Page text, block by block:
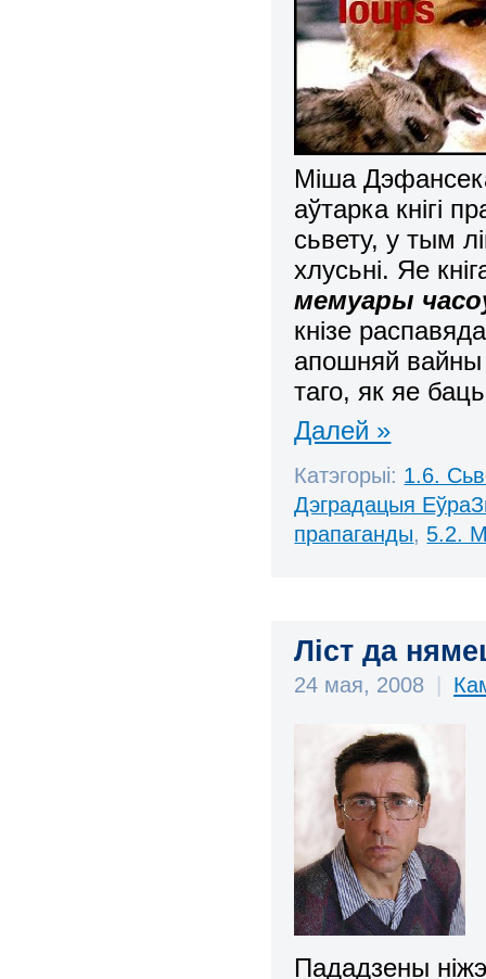
Міша
аўтарка кнігі
сьвету, у тым
хлусьні. Яе
мемуары
кнізе
апошняй вайны
таго, як яе
Далей »
Катэгорыі: 1.6.
Дэградацыя
прапаганды, 5.2.
Ліст да
24 мая, 2008
Пададзены